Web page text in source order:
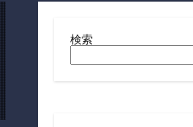
検索